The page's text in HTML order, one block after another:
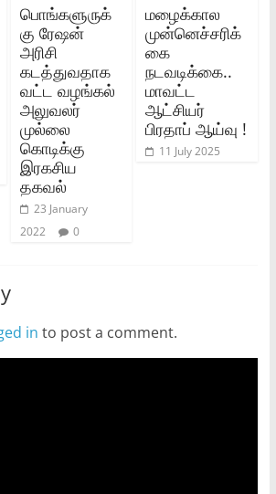
பொங்களுருக்
கு ரேஷன்
அரிசி
கடத்துவதாக
வட்ட வழங்கல்
அலுவலர்
முல்லை
கொடிக்கு
இரகசிய
தகவல்
23 January
2022
0
மழைக்கால
முன்னெச்சரிக்
கை
நடவடிக்கை..
மாவட்ட
ஆட்சியர்
பிரதாப் ஆய்வு !
11 July 2025
in to post a comment.